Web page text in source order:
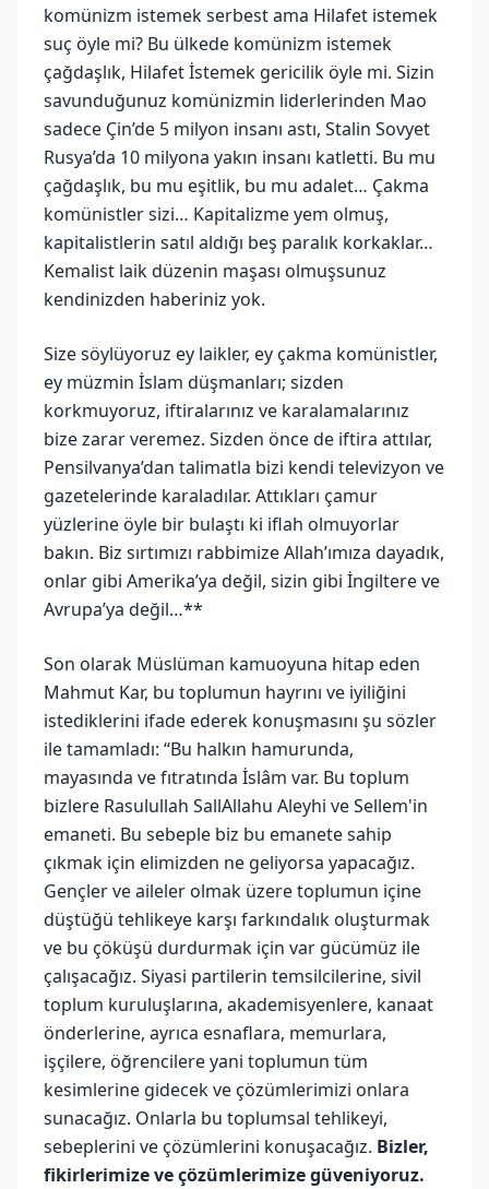
komünizm istemek serbest ama Hilafet istemek
suç öyle mi? Bu ülkede komünizm istemek
çağdaşlık, Hilafet İstemek gericilik öyle mi. Sizin
savunduğunuz komünizmin liderlerinden Mao
sadece Çin’de 5 milyon insanı astı, Stalin Sovyet
Rusya’da 10 milyona yakın insanı katletti. Bu mu
çağdaşlık, bu mu eşitlik, bu mu adalet… Çakma
komünistler sizi… Kapitalizme yem olmuş,
kapitalistlerin satıl aldığı beş paralık korkaklar…
Kemalist laik düzenin maşası olmuşsunuz
kendinizden haberiniz yok.
Size söylüyoruz ey laikler, ey çakma komünistler,
ey müzmin İslam düşmanları; sizden
korkmuyoruz, iftiralarınız ve karalamalarınız
bize zarar veremez. Sizden önce de iftira attılar,
Pensilvanya’dan talimatla bizi kendi televizyon ve
gazetelerinde karaladılar. Attıkları çamur
yüzlerine öyle bir bulaştı ki iflah olmuyorlar
bakın. Biz sırtımızı rabbimize Allah’ımıza dayadık,
onlar gibi Amerika’ya değil, sizin gibi İngiltere ve
Avrupa’ya değil…**
Son olarak Müslüman kamuoyuna hitap eden
Mahmut Kar, bu toplumun hayrını ve iyiliğini
istediklerini ifade ederek konuşmasını şu sözler
ile tamamladı: “Bu halkın hamurunda,
mayasında ve fıtratında İslâm var. Bu toplum
bizlere Rasulullah SallAllahu Aleyhi ve Sellem'in
emaneti. Bu sebeple biz bu emanete sahip
çıkmak için elimizden ne geliyorsa yapacağız.
Gençler ve aileler olmak üzere toplumun içine
düştüğü tehlikeye karşı farkındalık oluşturmak
ve bu çöküşü durdurmak için var gücümüz ile
çalışacağız. Siyasi partilerin temsilcilerine, sivil
toplum kuruluşlarına, akademisyenlere, kanaat
önderlerine, ayrıca esnaflara, memurlara,
işçilere, öğrencilere yani toplumun tüm
kesimlerine gidecek ve çözümlerimizi onlara
sunacağız. Onlarla bu toplumsal tehlikeyi,
sebeplerini ve çözümlerini konuşacağız. Bizler,
fikirlerimize ve çözümlerimize güveniyoruz.